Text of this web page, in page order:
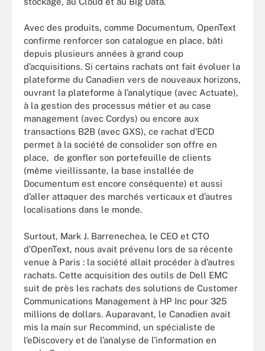
Avec des produits, comme Documentum, OpenText
confirme renforcer son catalogue en place, bâti
depuis plusieurs années à grand coup
d’acquisitions. Si certains rachats ont fait évoluer la
plateforme du Canadien vers de nouveaux horizons,
ouvrant la plateforme à l’analytique (avec Actuate),
à la gestion des processus métier et au case
management (avec Cordys) ou encore aux
transactions B2B (avec GXS), ce rachat d’ECD
permet à la société de consolider son offre en
place, de gonfler son portefeuille de clients
(même vieillissante, la base installée de
Documentum est encore conséquente) et aussi
d’aller attaquer des marchés verticaux et d’autres
localisations dans le monde.
Surtout, Mark J. Barrenechea, le CEO et CTO
d’OpenText, nous avait prévenu lors de sa récente
venue à Paris : la société allait procéder à d’autres
rachats. Cette acquisition des outils de Dell EMC
suit de près les rachats des solutions de Customer
Communications Management à HP Inc pour 325
millions de dollars. Auparavant, le Canadien avait
mis la main sur Recommind, un spécialiste de
l’eDiscovery et de l’analyse de l’information en